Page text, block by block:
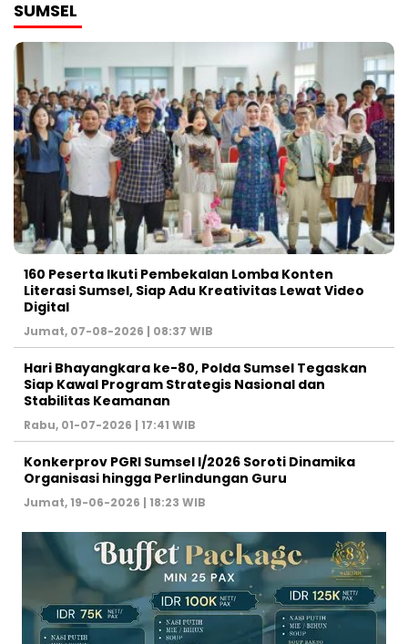
SUMSEL
160 Peserta Ikuti Pembekalan Lomba Konten
Literasi Sumsel, Siap Adu Kreativitas Lewat Video
Digital ‎
Jumat, 07-08-2026 | 08:37 WIB
Hari Bhayangkara ke-80, Polda Sumsel Tegaskan
Siap Kawal Program Strategis Nasional dan
Stabilitas Keamanan ‎
Rabu, 01-07-2026 | 17:41 WIB
Konkerprov PGRI Sumsel I/2026 Soroti Dinamika
Organisasi hingga Perlindungan Guru ‎
Jumat, 19-06-2026 | 18:23 WIB